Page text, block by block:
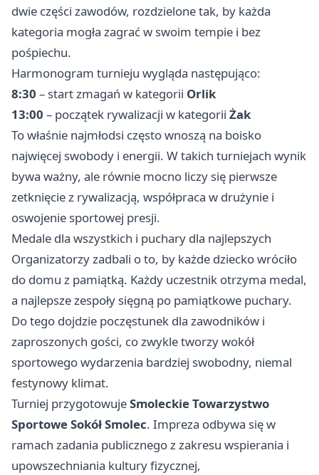
dwie części zawodów, rozdzielone tak, by każda
kategoria mogła zagrać w swoim tempie i bez
pośpiechu.
Harmonogram turnieju wygląda następująco:
8:30 – start zmagań w kategorii Orlik
13:00 – początek rywalizacji w kategorii Żak
To właśnie najmłodsi często wnoszą na boisko
najwięcej swobody i energii. W takich turniejach wynik
bywa ważny, ale równie mocno liczy się pierwsze
zetknięcie z rywalizacją, współpraca w drużynie i
oswojenie sportowej presji.
Medale dla wszystkich i puchary dla najlepszych
Organizatorzy zadbali o to, by każde dziecko wróciło
do domu z pamiątką. Każdy uczestnik otrzyma medal,
a najlepsze zespoły sięgną po pamiątkowe puchary.
Do tego dojdzie poczęstunek dla zawodników i
zaproszonych gości, co zwykle tworzy wokół
sportowego wydarzenia bardziej swobodny, niemal
festynowy klimat.
Turniej przygotowujeSmoleckie Towarzystwo
Sportowe Sokół Smolec. Impreza odbywa się w
ramach zadania publicznego z zakresu wspierania i
upowszechniania kultury fizycznej,